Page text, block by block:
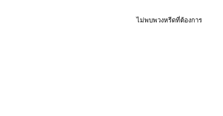
ไม่พบพวงหรีดที่ต้องการ